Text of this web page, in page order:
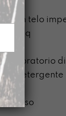
cm
con telo
mq
laboratorio
detergente
l’uso